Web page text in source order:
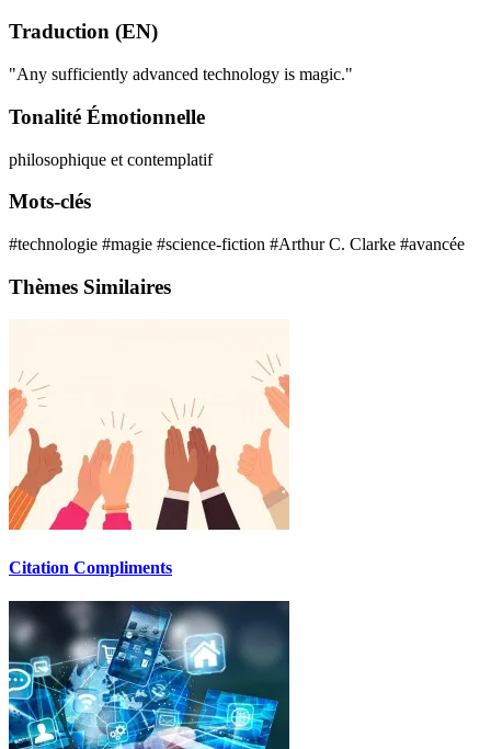
Traduction (EN)
"Any sufficiently advanced technology is magic."
Tonalité Émotionnelle
philosophique et contemplatif
Mots-clés
#technologie #magie #science-fiction #Arthur C. Clarke #avancée
Thèmes Similaires
Citation Compliments